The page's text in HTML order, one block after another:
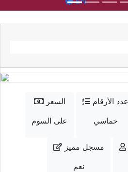
السعر
على السوم
عدد الأرقام
خماسي
مسجل مميز
نعم